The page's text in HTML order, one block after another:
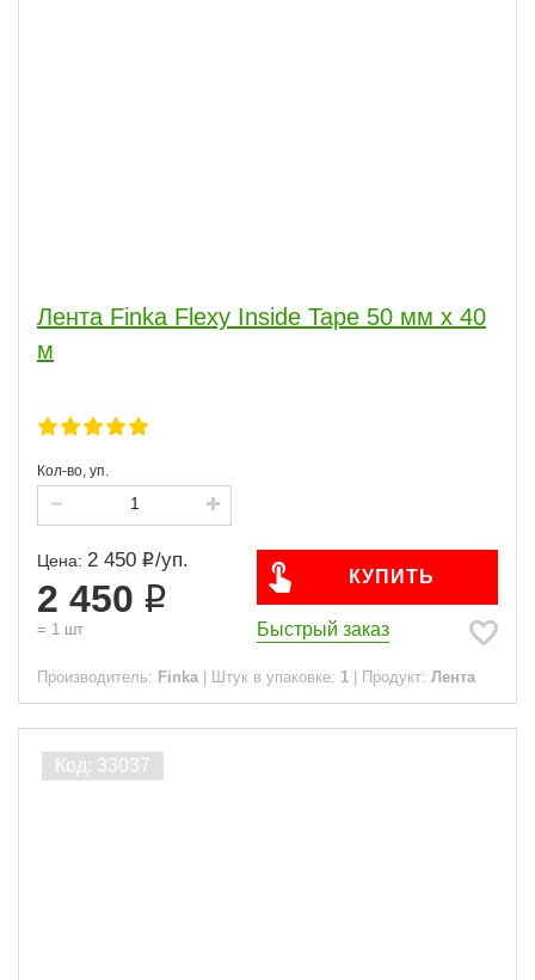
Лента Finka Flexy Inside Tape 50 мм х 40
м
Кол-во, уп.
Цена: 2 450 /уп.
2 450
= 1 шт
КУПИТЬ
Быстрый заказ
Производитель: Finka Штук в упаковке: 1 Продукт: Лента